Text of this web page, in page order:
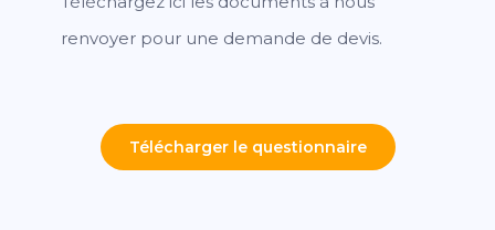
renvoyer pour une demande de devis.
Télécharger le questionnaire